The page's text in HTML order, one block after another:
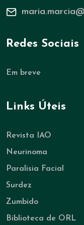
Redes Sociais
Em breve
Links Úteis
Revista IAO
Neurinoma
Paralisia Facial
Surdez
Zumbido
Biblioteca de ORL